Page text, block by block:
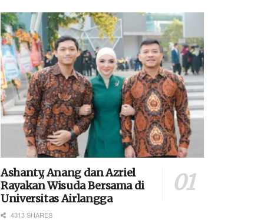
Ashanty, Anang dan Azriel
Rayakan Wisuda Bersama di
Universitas Airlangga
4313 SHARES